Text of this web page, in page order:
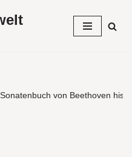
Sonatenbuch von Beethoven